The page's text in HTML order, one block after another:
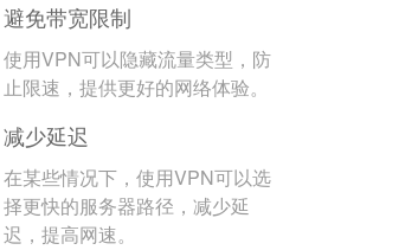
避免带宽限制
使用VPN可以隐藏流量类型，防
止限速，提供更好的网络体验。
减少延迟
在某些情况下，使用VPN可以选
择更快的服务器路径，减少延
迟，提高网速。